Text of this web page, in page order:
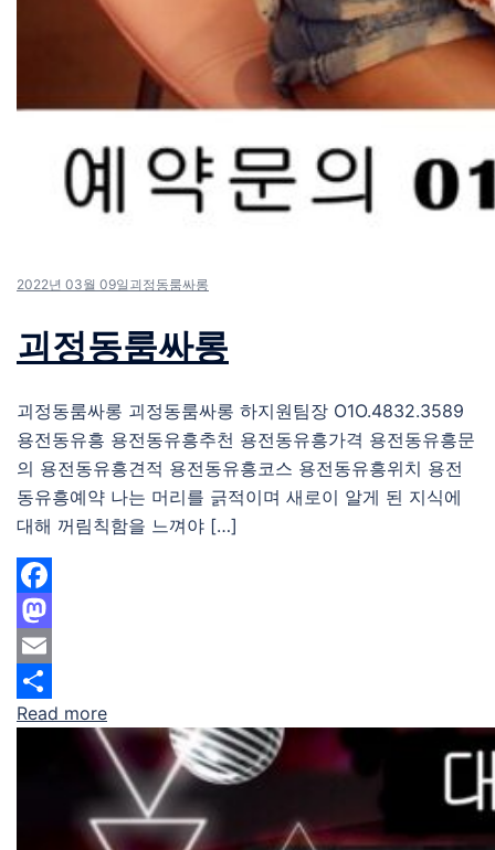
2022년 03월 09일 괴정동룸싸롱
괴정동룸싸롱
괴정동룸싸롱 괴정동룸싸롱 하지원팀장 O1O.4832.3589
용전동유흥 용전동유흥추천 용전동유흥가격 용전동유흥문
의 용전동유흥견적 용전동유흥코스 용전동유흥위치 용전
동유흥예약 나는 머리를 긁적이며 새로이 알게 된 지식에
대해 꺼림칙함을 느껴야 […]
Facebook
Mastodon
Email
Share
Read more